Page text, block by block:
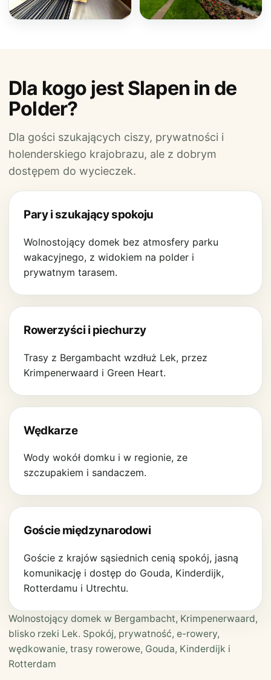
Dla kogo jest Slapen in de
Polder?
Dla gości szukających ciszy, prywatności i
holenderskiego krajobrazu, ale z dobrym
dostępem do wycieczek.
Pary i szukający spokoju
Wolnostojący domek bez atmosfery parku
wakacyjnego, z widokiem na polder i
prywatnym tarasem.
Rowerzyści i piechurzy
Trasy z Bergambacht wzdłuż Lek, przez
Krimpenerwaard i Green Heart.
Wędkarze
Wody wokół domku i w regionie, ze
szczupakiem i sandaczem.
Goście międzynarodowi
Goście z krajów sąsiednich cenią spokój, jasną
komunikację i dostęp do Gouda, Kinderdijk,
Rotterdamu i Utrechtu.
Wolnostojący domek w Bergambacht, Krimpenerwaard,
blisko rzeki Lek. Spokój, prywatność, e-rowery,
wędkowanie, trasy rowerowe, Gouda, Kinderdijk i
Rotterdam